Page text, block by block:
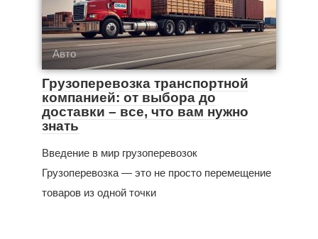
Авто
Грузоперевозка транспортной
компанией: от выбора до
доставки – все, что вам нужно
знать
Введение в мир грузоперевозок
Грузоперевозка — это не просто перемещение
товаров из одной точки